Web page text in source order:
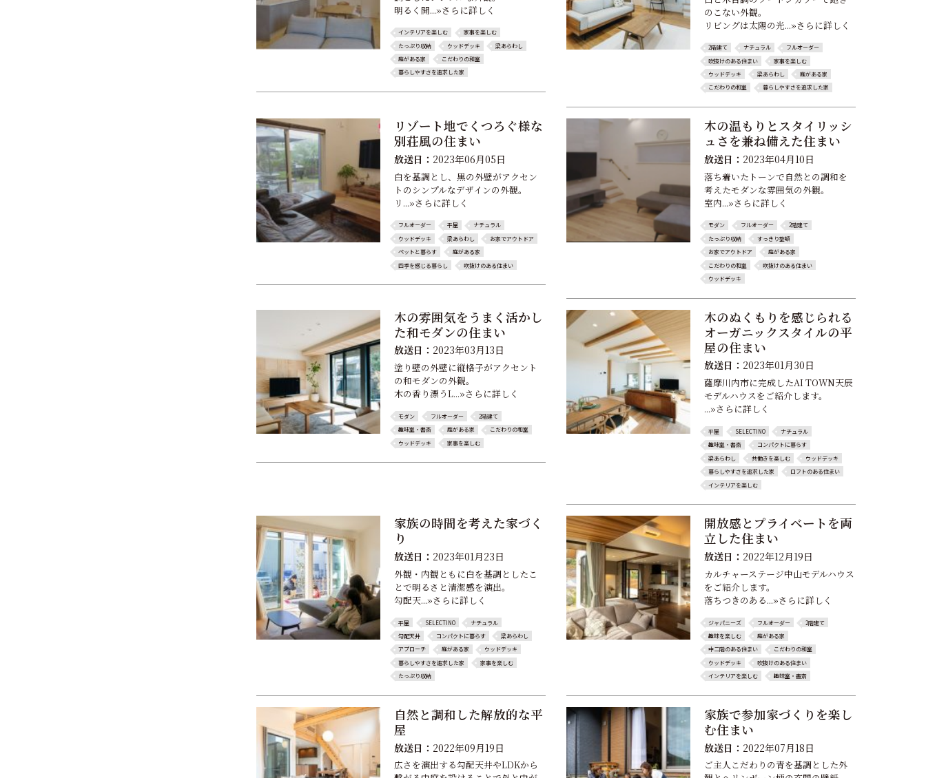
明るく開...»さらに詳しく
インテリアを楽しむ
家事を楽しむ
たっぷり収納
ウッドデッキ
梁あらわし
庭がある家
こだわりの和室
暮らしやすさを追求した家
のこない外観。
リビングは太陽の光...»さらに詳しく
2階建て ナチュラル
フルオーダー
吹抜けのある住まい
家事を楽しむ
ウッドデッキ
梁あらわし
庭がある家
こだわりの和室
暮らしやすさを追求した家
リゾート地でくつろぐ様な
別荘風の住まい
放送日： 2023年06月05日
白を基調とし、黒の外壁がアクセン
トのシンプルなデザインの外観。
リ...»さらに詳しく
フルオーダー 平屋
ナチュラル
ウッドデッキ
梁あらわし
お家でアウトドア
ペットと暮らす
庭がある家
四季を感じる暮らし
吹抜けのある住まい
木の温もりとスタイリッシ
ュさを兼ね備えた住まい
放送日： 2023年04月10日
落ち着いたトーンで自然との調和を
考えたモダンな雰囲気の外観。
室内...»さらに詳しく
モダン フルオーダー
2階建て
たっぷり収納
すっきり整頓
お家でアウトドア
庭がある家
こだわりの和室
吹抜けのある住まい
ウッドデッキ
木の雰囲気をうまく活かし
た和モダンの住まい
放送日： 2023年03月13日
塗り壁の外壁に縦格子がアクセント
の和モダンの外観。
木の香り漂うL...»さらに詳しく
モダン フルオーダー
2階建て
趣味室・書斎
庭がある家
こだわりの和室
ウッドデッキ
家事を楽しむ
木のぬくもりを感じられる
オーガニックスタイルの平
屋の住まい
放送日： 2023年01月30日
薩摩川内市に完成したAI TOWN天辰
モデルハウスをご紹介します。
...»さらに詳しく
平屋 SELECTINO
ナチュラル
趣味室・書斎
コンパクトに暮らす
梁あらわし
共働きを楽しむ
ウッドデッキ
暮らしやすさを追求した家
ロフトのある住まい
インテリアを楽しむ
家族の時間を考えた家づく
り
放送日： 2023年01月23日
外観・内観ともに白を基調としたこ
とで明るさと清潔感を演出。
勾配天...»さらに詳しく
平屋 SELECTINO
ナチュラル
勾配天井
コンパクトに暮らす
梁あらわし
アプローチ
庭がある家
ウッドデッキ
暮らしやすさを追求した家
家事を楽しむ
たっぷり収納
開放感とプライベートを両
立した住まい
放送日： 2022年12月19日
カルチャーステージ中山モデルハウス
をご紹介します。
落ちつきのある...»さらに詳しく
ジャパニーズ フルオーダー
2階建て
趣味を楽しむ
庭がある家
中二階のある住まい
こだわりの和室
ウッドデッキ
吹抜けのある住まい
インテリアを楽しむ
趣味室・書斎
自然と調和した解放的な平
屋
放送日： 2022年09月19日
広さを演出する勾配天井やLDKから
家族で参加家づくりを楽し
む住まい
放送日： 2022年07月18日
ご主人こだわりの青を基調とした外